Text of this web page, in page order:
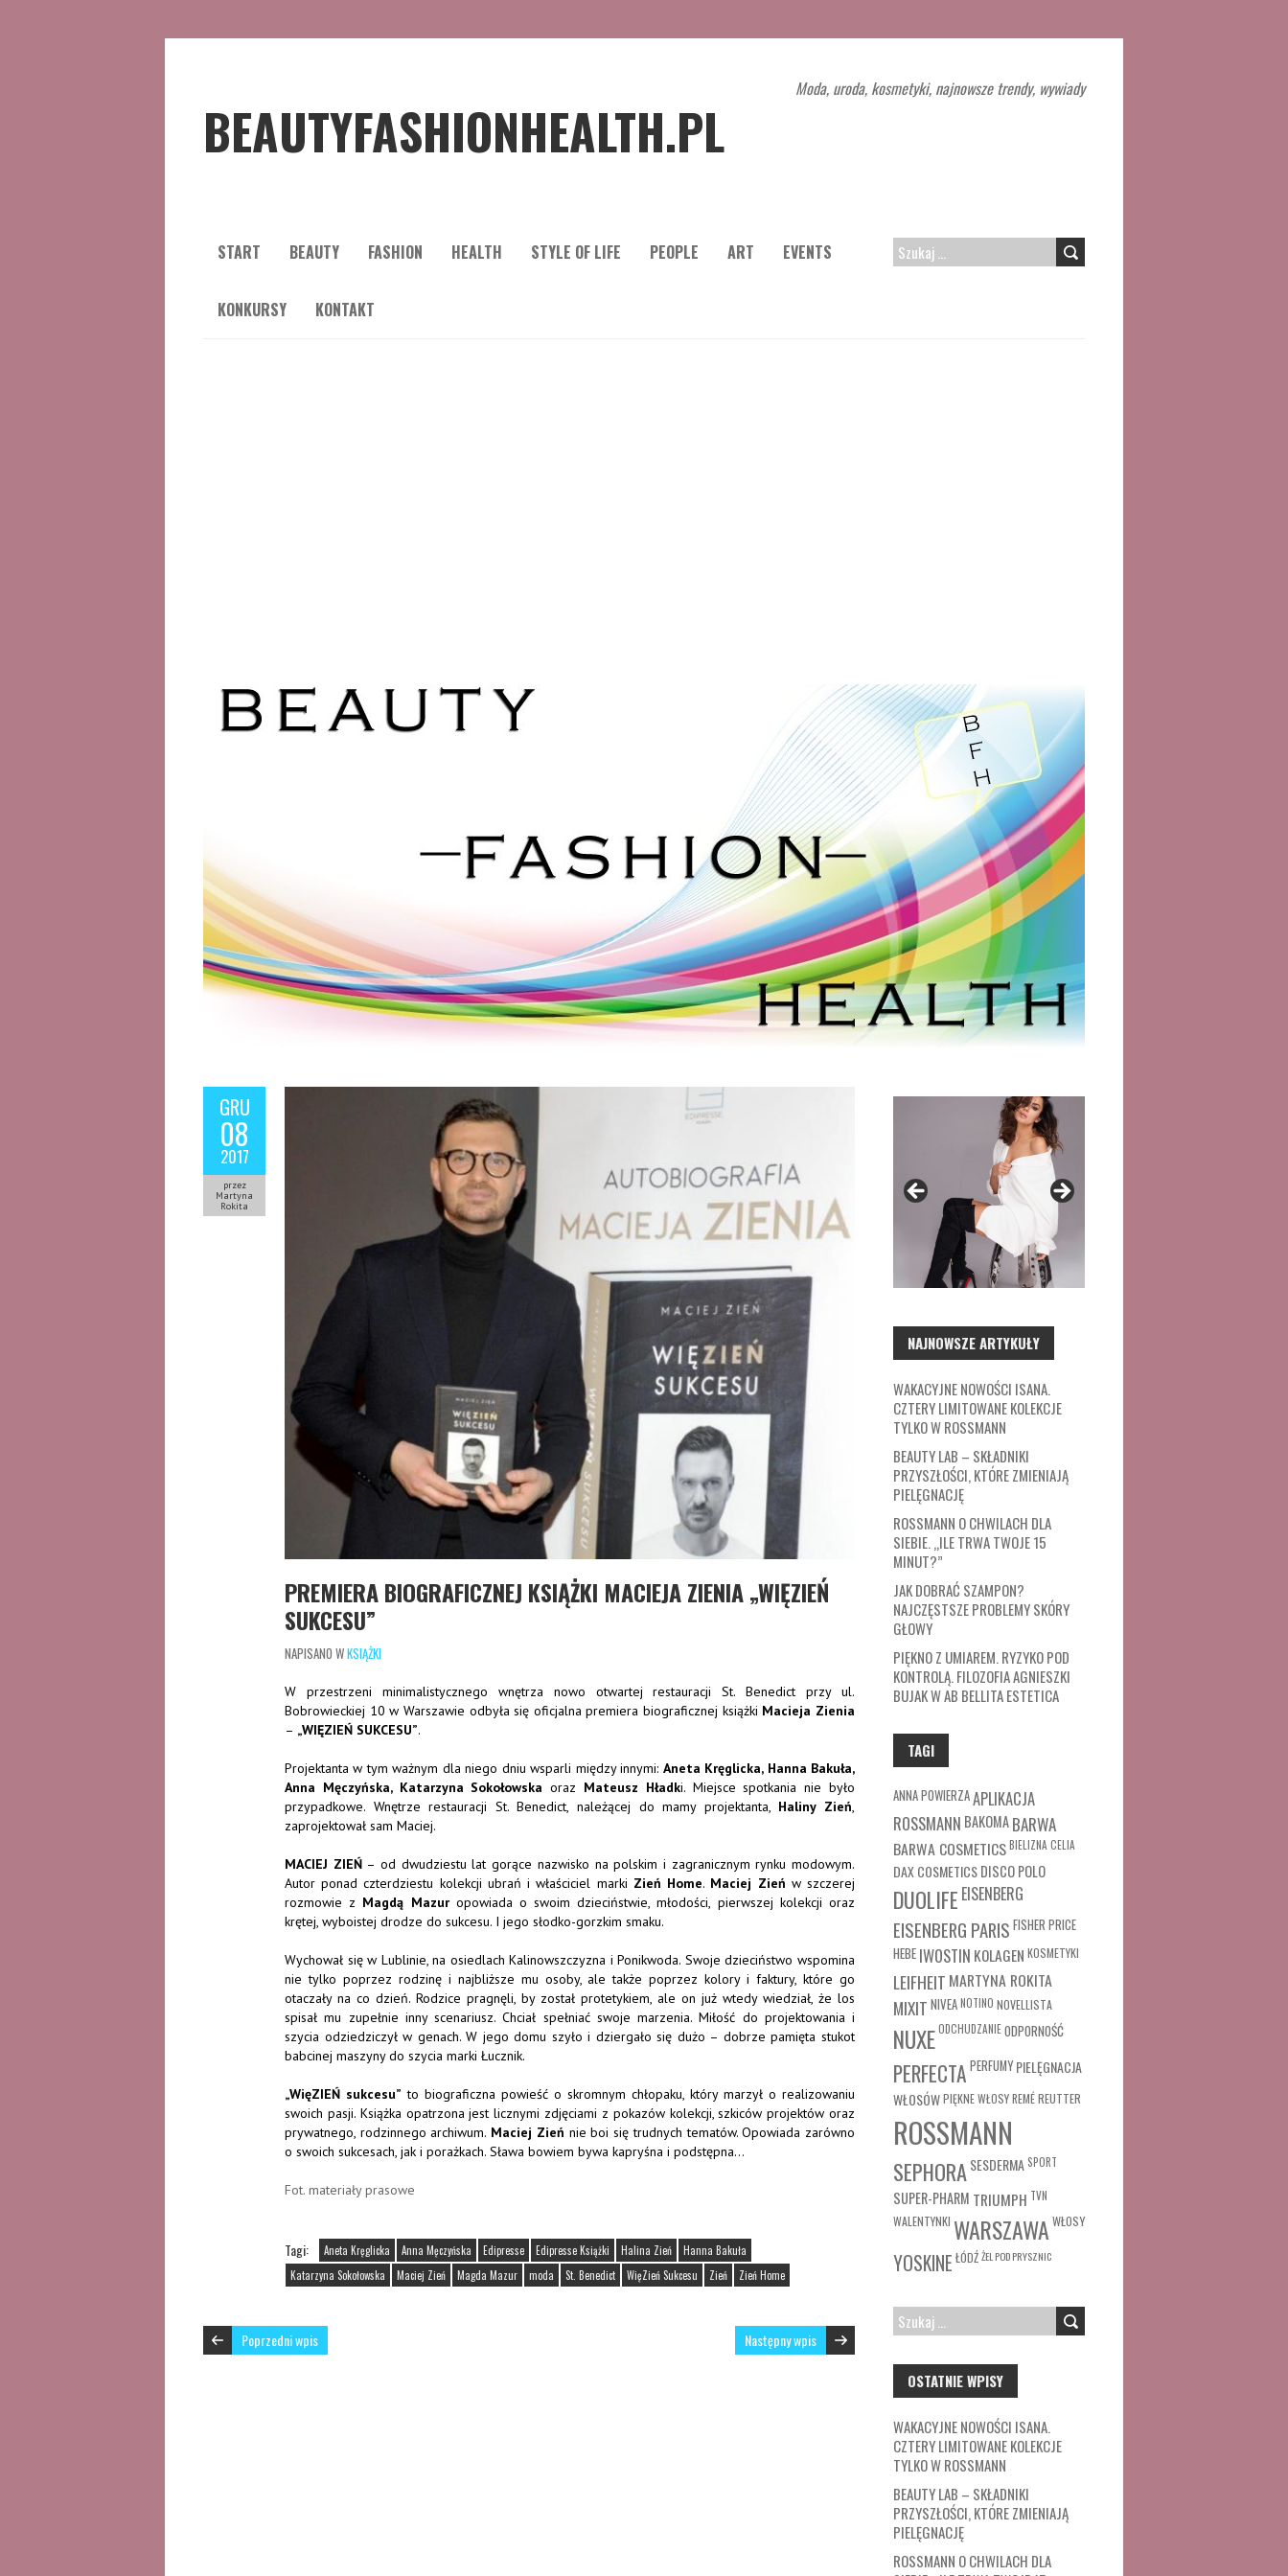
BEAUTYFASHIONHEALTH.PL
Moda, uroda, kosmetyki, najnowsze trendy, wywiady
START BEAUTY FASHION HEALTH STYLE OF LIFE PEOPLE ART EVENTS
KONKURSY KONTAKT
SZUKAJ:
GRU
08
2017
przez
Martyna
Rokita
PREMIERA BIOGRAFICZNEJ KSIĄŻKI MACIEJA ZIENIA „WIĘZIEŃ
SUKCESU”
NAPISANO WKSIĄŻKI
W przestrzeni minimalistycznego wnętrza nowo otwartej restauracji St. Benedict przy ul.
Bobrowieckiej 10 w Warszawie odbyła się oficjalna premiera biograficznej książki Macieja Zienia
– „WIĘZIEŃ SUKCESU”.
Projektanta w tym ważnym dla niego dniu wsparli między innymi: Aneta Kręglicka, Hanna Bakuła,
Anna Męczyńska, Katarzyna Sokołowskaoraz Mateusz Hładki. Miejsce spotkania nie było
przypadkowe. Wnętrze restauracji St. Benedict, należącej do mamy projektanta, Haliny Zień,
zaprojektował sam Maciej.
MACIEJ ZIEŃ– od dwudziestu lat gorące nazwisko na polskim i zagranicznym rynku modowym.
Autor ponad czterdziestu kolekcji ubrań i właściciel marki Zień Home. Maciej Zień w szczerej
rozmowie z Magdą Mazuropowiada o swoim dzieciństwie, młodości, pierwszej kolekcji oraz
krętej, wyboistej drodze do sukcesu. I jego słodko-gorzkim smaku.
Wychował się w Lublinie, na osiedlach Kalinowszczyzna i Ponikwoda. Swoje dzieciństwo wspomina
nie tylko poprzez rodzinę i najbliższe mu osoby, ale także poprzez kolory i faktury, które go
otaczały na co dzień. Rodzice pragnęli, by został protetykiem, ale on już wtedy wiedział, że los
spisał mu zupełnie inny scenariusz. Chciał spełniać swoje marzenia. Miłość do projektowania i
szycia odziedziczył w genach. W jego domu szyło i dziergało się dużo – dobrze pamięta stukot
babcinej maszyny do szycia marki Łucznik.
„WięZIEŃ sukcesu” to biograficzna powieść o skromnym chłopaku, który marzył o realizowaniu
swoich pasji. Książka opatrzona jest licznymi zdjęciami z pokazów kolekcji, szkiców projektów oraz
prywatnego, rodzinnego archiwum. Maciej Zień nie boi się trudnych tematów. Opowiada zarówno
o swoich sukcesach, jak i porażkach. Sława bowiem bywa kapryśna i podstępna…
Fot. materiały prasowe
Tagi: Aneta Kręglicka Anna Męczyńska Edipresse Edipresse Książki Halina Zień
Hanna Bakuła
Katarzyna Sokołowska
Maciej Zień Magda Mazur moda St. Benedict WięZień Sukcesu Zień Zień Home
Poprzedni wpis Następny wpis
NAJNOWSZE ARTYKUŁY
WAKACYJNE NOWOŚCI ISANA.
CZTERY LIMITOWANE KOLEKCJE
TYLKO W ROSSMANN
BEAUTY LAB – SKŁADNIKI
PRZYSZŁOŚCI, KTÓRE ZMIENIAJĄ
PIELĘGNACJĘ
ROSSMANN O CHWILACH DLA
SIEBIE. „ILE TRWA TWOJE 15
MINUT?”
JAK DOBRAĆ SZAMPON?
NAJCZĘSTSZE PROBLEMY SKÓRY
GŁOWY
PIĘKNO Z UMIAREM. RYZYKO POD
KONTROLĄ. FILOZOFIA AGNIESZKI
BUJAK W AB BELLITA ESTETICA
TAGI
ANNA POWIERZAAPLIKACJA
ROSSMANN BAKOMABARWA
BARWA COSMETICSBIELIZNA CELIA
DAX COSMETICSDISCO POLO
DUOLIFE EISENBERG
EISENBERG PARIS FISHER PRICE
HEBE IWOSTIN KOLAGEN KOSMETYKI
LEIFHEIT MARTYNA ROKITA
MIXIT NIVEANOTINO NOVELLISTA
NUXEODCHUDZANIEODPORNOŚĆ
PERFECTA PERFUMY PIELĘGNACJA
WŁOSÓWPIĘKNE WŁOSYREMÉREUTTER
ROSSMANN
SEPHORASESDERMA SPORT
SUPER-PHARM TRIUMPH TVN
WALENTYNKI WARSZAWA WŁOSY
YOSKINE ŁÓDŹŻEL POD PRYSZNIC
SZUKAJ:
OSTATNIE WPISY
WAKACYJNE NOWOŚCI ISANA.
CZTERY LIMITOWANE KOLEKCJE
TYLKO W ROSSMANN
BEAUTY LAB – SKŁADNIKI
PRZYSZŁOŚCI, KTÓRE ZMIENIAJĄ
PIELĘGNACJĘ
ROSSMANN O CHWILACH DLA